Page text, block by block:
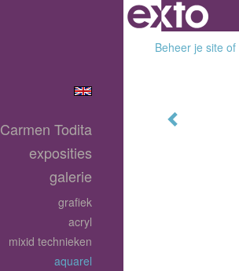
Beheer je site of
Carmen Todita
exposities
galerie
grafiek
acryl
mixid technieken
aquarel